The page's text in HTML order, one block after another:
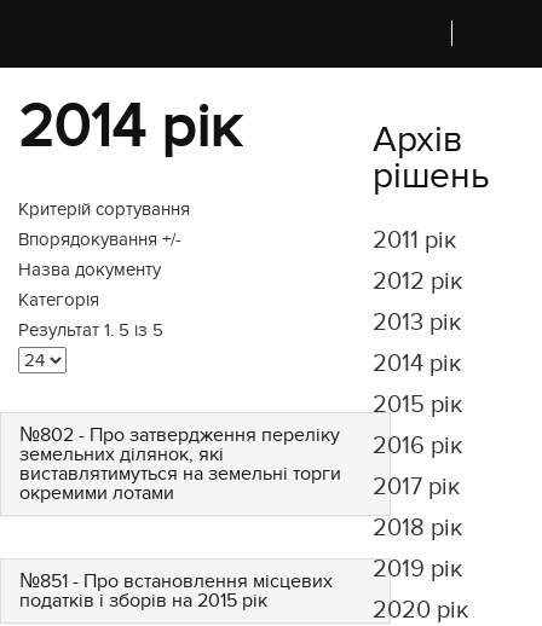
2014 рік
Критерій сортування
Впорядокування +/-
Назва документу
Категорія
Результат 1. 5 із 5
№802 - Про затвердження переліку
земельних ділянок, які
виставлятимуться на земельні торги
окремими лотами
№851 - Про встановлення місцевих
податків і зборів на 2015 рік
Архів
рішень
2011 рік
2012 рік
2013 рік
2014 рік
2015 рік
2016 рік
2017 рік
2018 рік
2019 рік
2020 рік